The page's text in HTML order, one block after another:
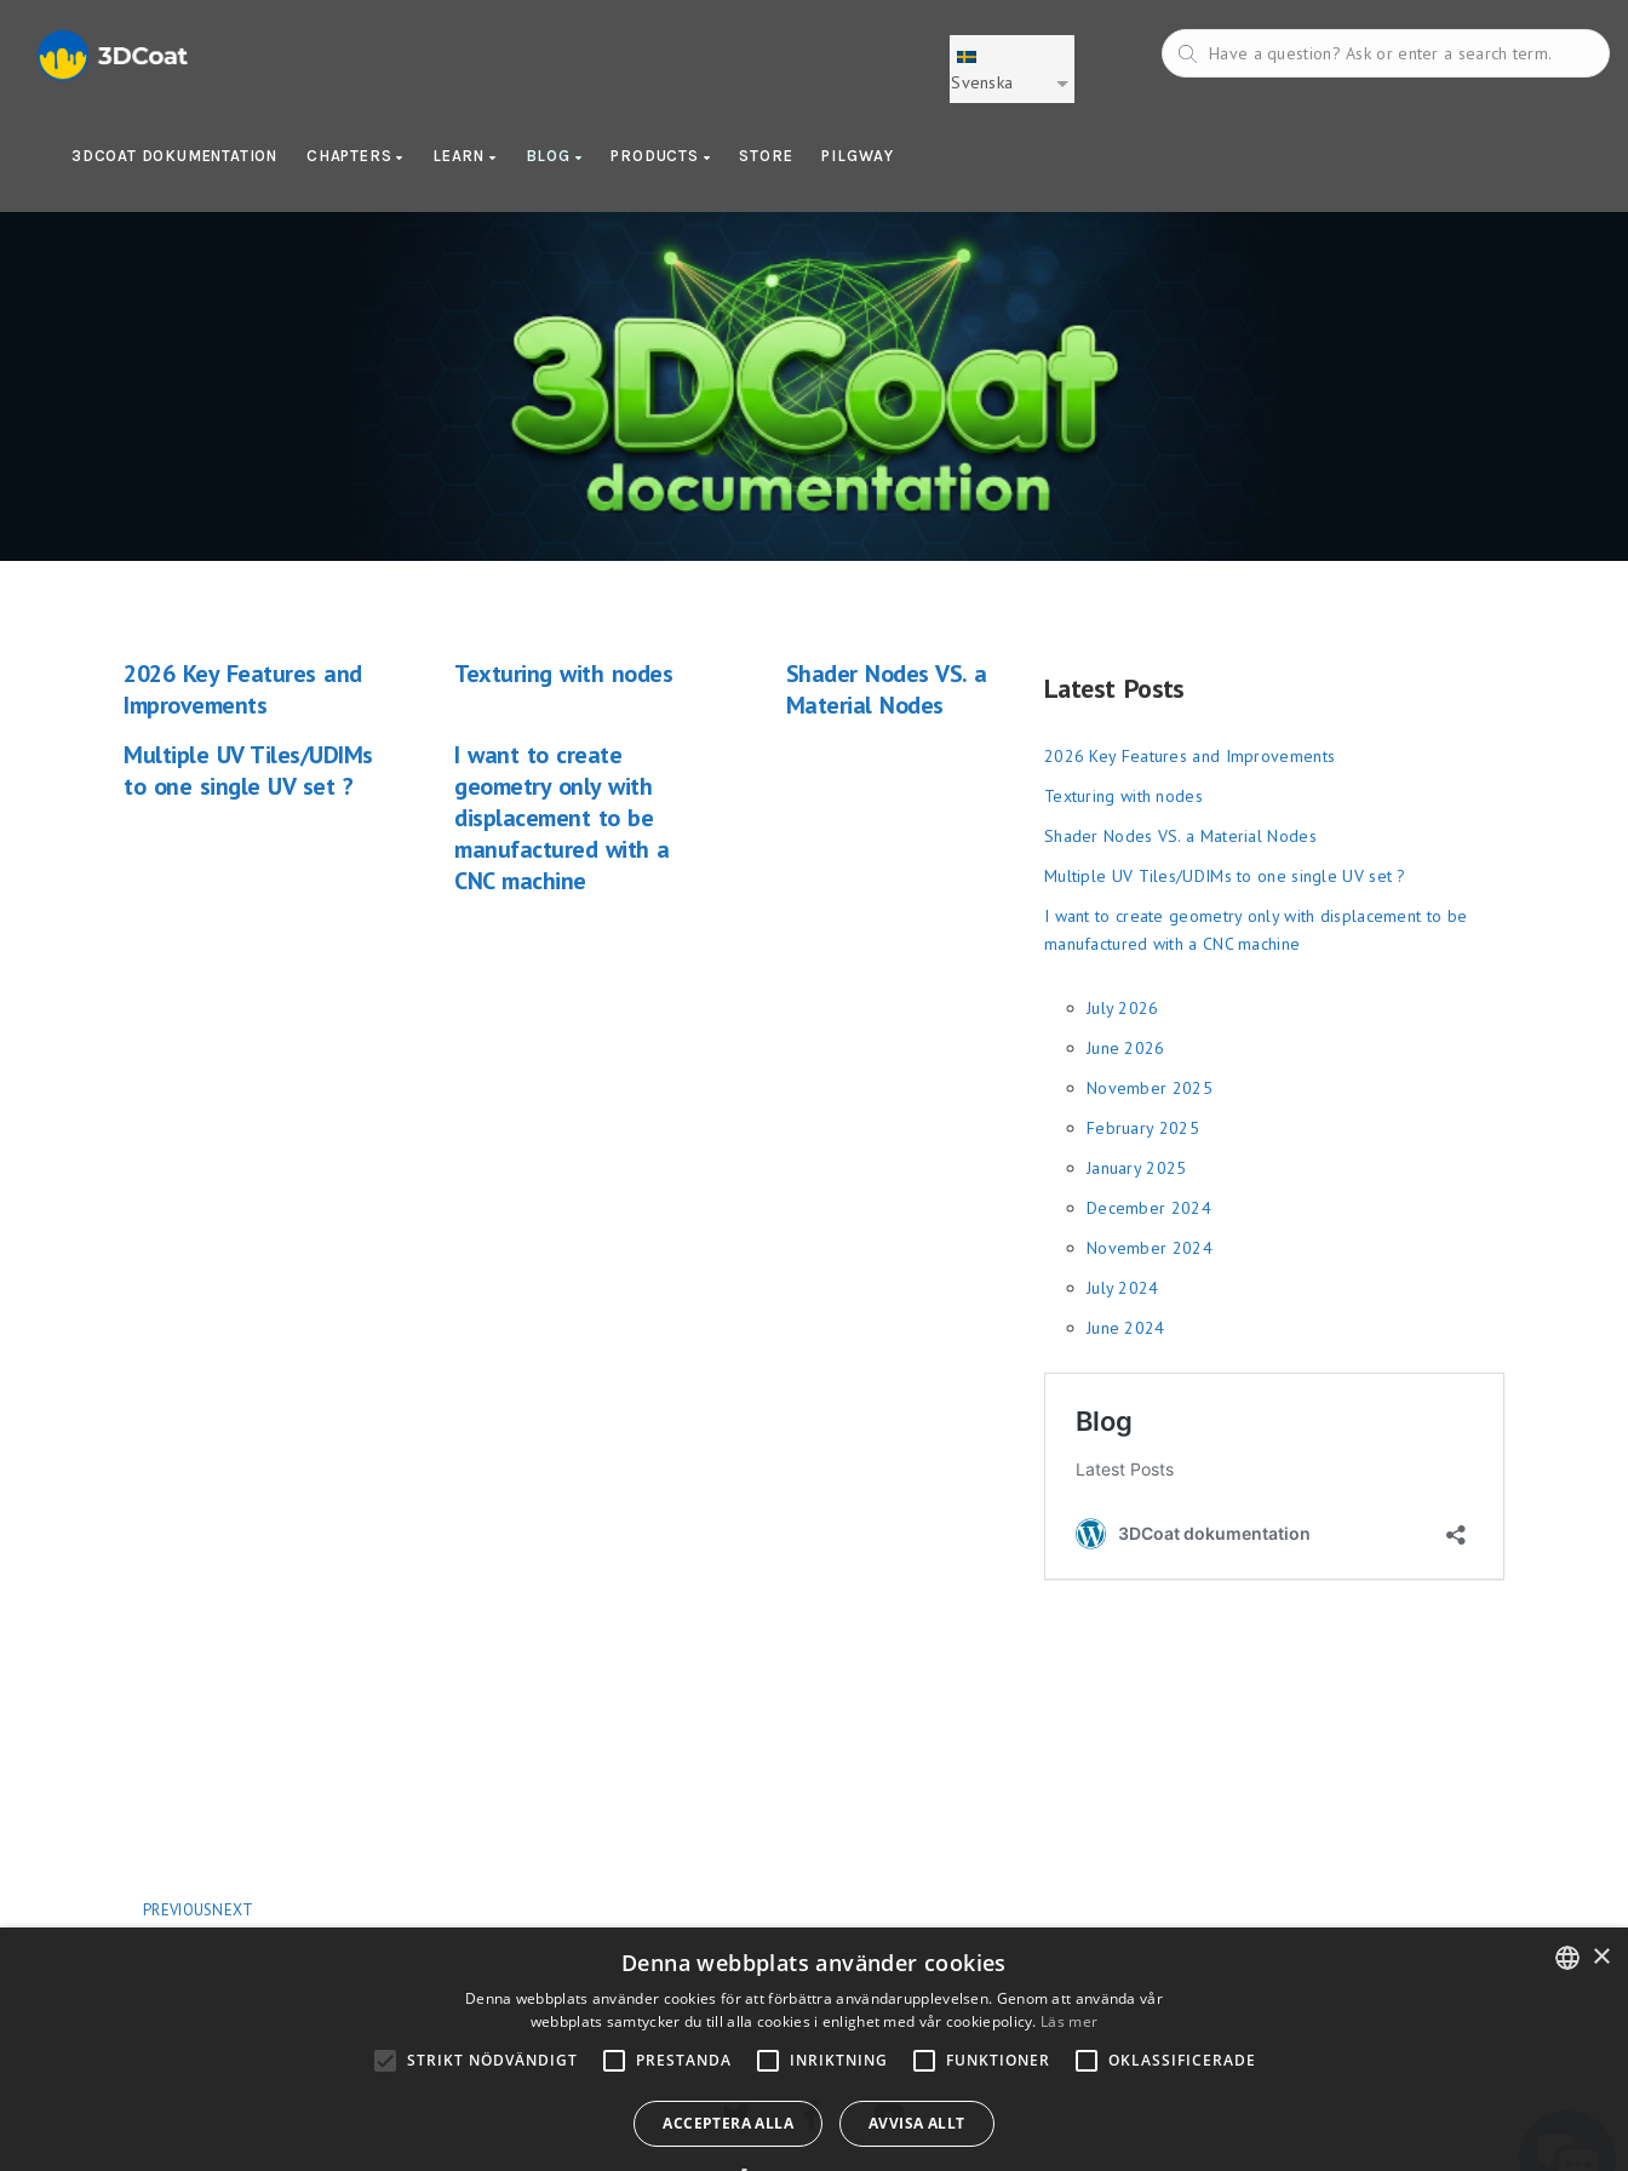
Svenska
3DCOAT DOKUMENTATION CHAPTERS LEARN BLOG PRODUCTS STORE PILGWAY
Blog
2026 Key Features and
Improvements
Texturing with nodes
Shader Nodes VS. a
Material Nodes
Multiple UV Tiles/UDIMs
to one single UV set ?
I want to create
geometry only with
displacement to be
manufactured with a
CNC machine
Latest Posts
2026 Key Features and Improvements
Texturing with nodes
Shader Nodes VS. a Material Nodes
Multiple UV Tiles/UDIMs to one single UV set ?
I want to create geometry only with displacement to be
manufactured with a CNC machine
July 2026
June 2026
November 2025
February 2025
January 2025
December 2024
November 2024
July 2024
June 2024
PREVIOUSNEXT
×
Denna webbplats använder cookies
Denna webbplats använder cookies för att förbättra användarupplevelsen. Genom att använda vår
webbplats samtycker du till alla cookies i enlighet med vår cookiepolicy. Läs mer
STRIKT NÖDVÄNDIGT
PRESTANDA INRIKTNING FUNKTIONER OKLASSIFICERADE
ACCEPTERA ALLA AVVISA ALLT